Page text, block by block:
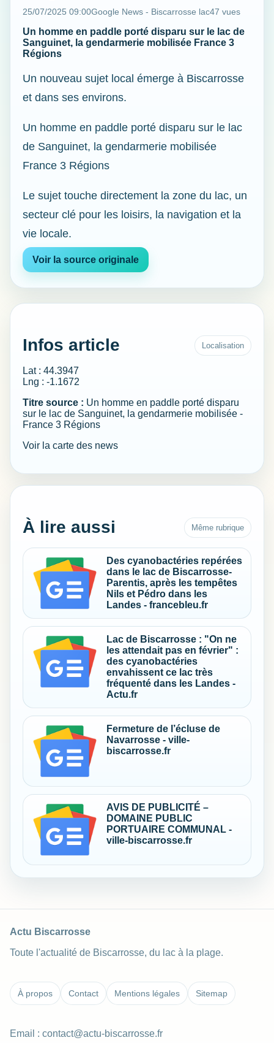
25/07/2025 09:00Google News - Biscarrosse lac47 vues
Un homme en paddle porté disparu sur le lac de
Sanguinet, la gendarmerie mobilisée France 3
Régions
Un nouveau sujet local émerge à Biscarrosse
et dans ses environs.
Un homme en paddle porté disparu sur le lac
de Sanguinet, la gendarmerie mobilisée
France 3 Régions
Le sujet touche directement la zone du lac, un
secteur clé pour les loisirs, la navigation et la
vie locale.
Voir la source originale
Infos article Localisation
Lat : 44.3947
Lng : -1.1672
Titre source : Un homme en paddle porté disparu
sur le lac de Sanguinet, la gendarmerie mobilisée -
France 3 Régions
Voir la carte des news
À lire aussi Même rubrique
Des cyanobactéries repérées
dans le lac de Biscarrosse-
Parentis, après les tempêtes
Nils et Pédro dans les
Landes - francebleu.fr
Lac de Biscarrosse : "On ne
les attendait pas en février" :
des cyanobactéries
envahissent ce lac très
fréquenté dans les Landes -
Actu.fr
Fermeture de l’écluse de
Navarrosse - ville-
biscarrosse.fr
AVIS DE PUBLICITÉ –
DOMAINE PUBLIC
PORTUAIRE COMMUNAL -
ville-biscarrosse.fr
Actu Biscarrosse
Toute l'actualité de Biscarrosse, du lac à la plage.
À propos Contact Mentions légales Sitemap
Email : contact@actu-biscarrosse.fr